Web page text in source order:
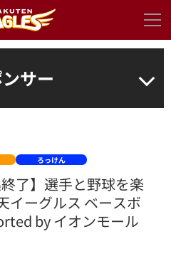
サー
ろっけん
了】選手と野球を楽
イーグルス ベースボ
by イオンモール